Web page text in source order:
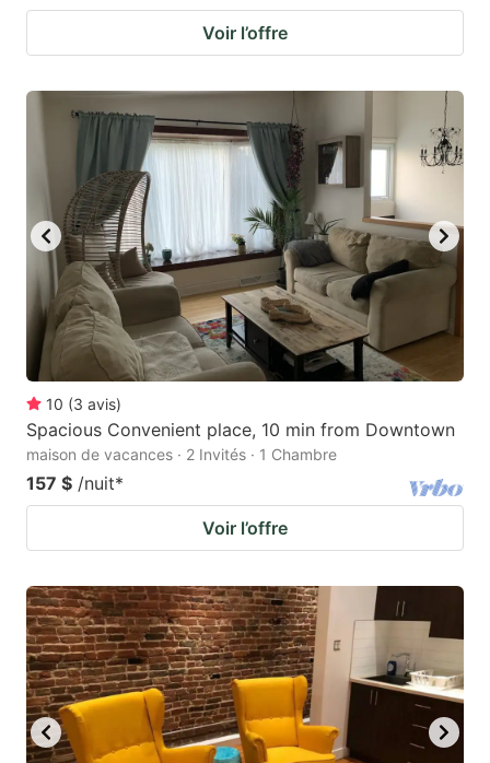
Voir l’offre
10 (3 avis)
Spacious Convenient place, 10 min from Downtown
maison de vacances · 2 Invités · 1 Chambre
157 $ /nuit*
Voir l’offre